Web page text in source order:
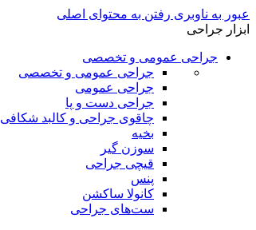
عبور به ناوبری رفتن به محتوای اصلی
ابزار جراحی
جراحی عمومی و تخصصی
جراحی عمومی و تخصصی
جراحی عمومی
جراحی دست و پا
چاقوی جراحی و کالبد شکافی
بخیه
سوزن‌ گیر
قیچی‌ جراحی
پنس
کانولا ساکشن
ست‌های جراحی